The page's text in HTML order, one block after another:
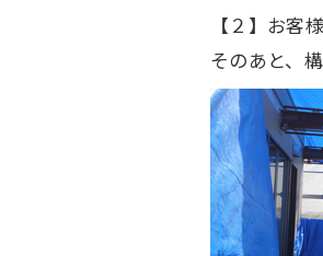
【２】お客
そのあと、